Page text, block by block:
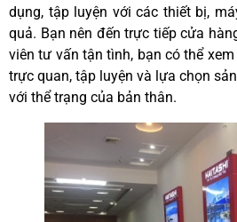
dụng, tập luyện với các thiết bị,
quả. Bạn nên đến trực tiếp cửa
viên tư vấn tận tình, bạn có thể
trực quan, tập luyện và lựa chọn
với thể trạng của bản thân.